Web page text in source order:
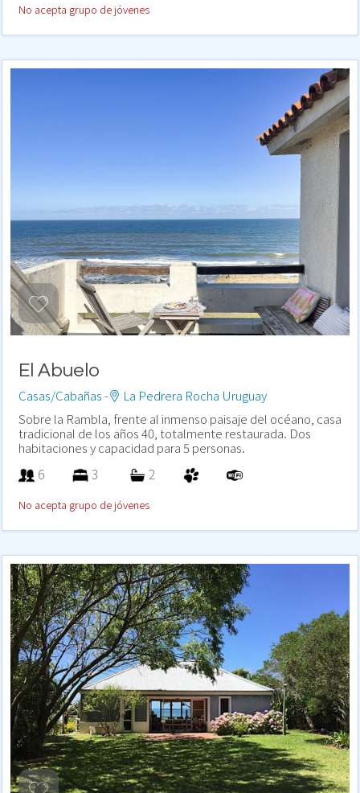
No acepta grupo de jóvenes
El Abuelo
Casas/Cabañas -
La Pedrera Rocha Uruguay
Sobre la Rambla, frente al inmenso paisaje del océano, casa
tradicional de los años 40, totalmente restaurada. Dos
habitaciones y capacidad para 5 personas.
6 3 2
No acepta grupo de jóvenes